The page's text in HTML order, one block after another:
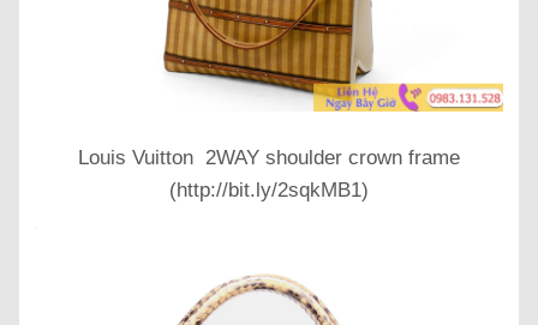
Louis Vuitton 2WAY shoulder crown frame
(http://bit.ly/2sqkMB1)